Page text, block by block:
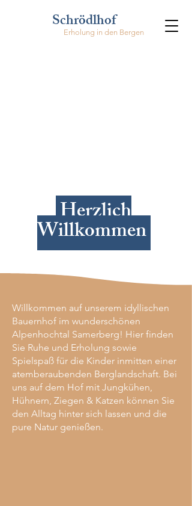
Schrödlhof
Erholung in den Bergen
Herzlich
Willkommen
Willkommen auf unserem idyllischen
Bauernhof im wunderschönen
Alpenhochtal Samerberg! Hier finden
Sie Ruhe und Erholung sowie
Spielspaß für die Kinder inmitten einer
atemberaubenden Berglandschaft. Bei
uns auf dem Hof mit Jungkühen,
Hühnern, Ziegen & Katzen können Sie
den Alltag hinter sich lassen und die
pure Natur genießen.